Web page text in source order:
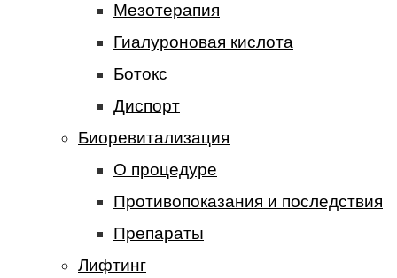
Мезотерапия
Гиалуроновая кислота
Ботокс
Диспорт
Биоревитализация
О процедуре
Противопоказания и последствия
Препараты
Лифтинг